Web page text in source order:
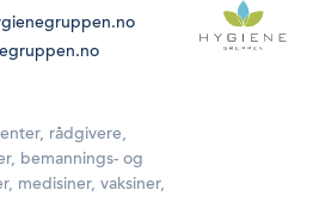
rådgivere,
bemannings- og
, medisiner, vaksiner,